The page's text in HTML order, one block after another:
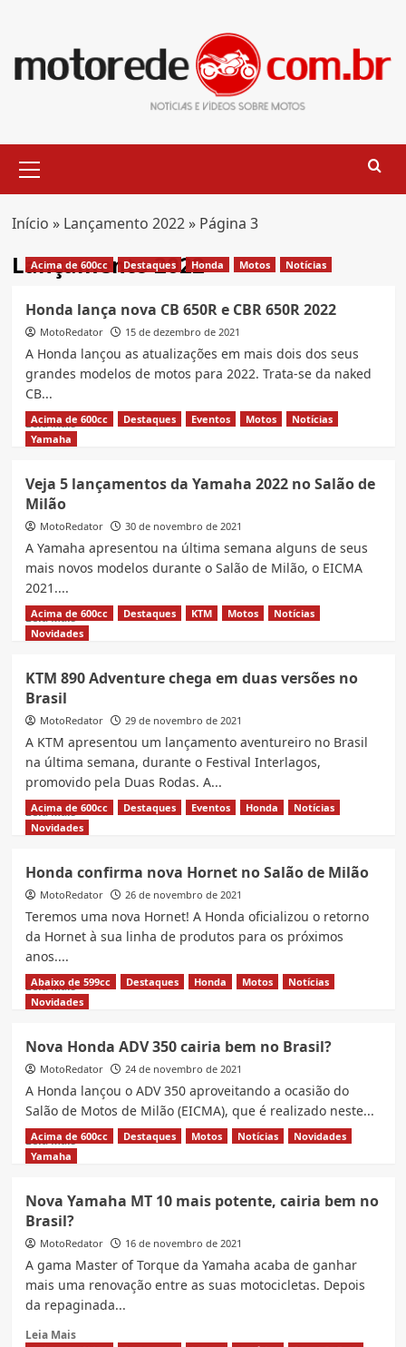
content
Menu
Início » Lançamento 2022» Página 3
Lançamento 2022
Acima de 600cc Destaques Honda Motos Notícias
Honda lança nova CB 650R e CBR 650R 2022
MotoRedator 15 de dezembro de 2021
A Honda lançou as atualizações em mais dois dos seus
grandes modelos de motos para 2022. Trata-se da naked
CB...
Leia MaisRead
lança
CB
CBR
2022
Acima de 600cc Destaques Eventos Motos
Notícias
Yamaha
Veja 5 lançamentos da Yamaha 2022 no Salão de
Milão
MotoRedator 30 de novembro de 2021
A Yamaha apresentou na última semana alguns de seus
mais novos modelos durante o Salão de Milão, o EICMA
2021....
Leia MaisRead
more
5
da
2022
no
Salão
de
Milão
Acima de 600cc Destaques KTM Motos
Notícias
Novidades
KTM 890 Adventure chega em duas versões no
Brasil
MotoRedator 29 de novembro de 2021
A KTM apresentou um lançamento aventureiro no Brasil
na última semana, durante o Festival Interlagos,
promovido pela Duas Rodas. A...
Leia MaisRead
more
890
Adventure
chega
em
no
Brasil
Acima de 600cc Destaques Eventos Honda
Notícias
Novidades
Honda confirma nova Hornet no Salão de Milão
MotoRedator 26 de novembro de 2021
Teremos uma nova Hornet! A Honda oficializou o retorno
da Hornet à sua linha de produtos para os próximos
anos....
Leia MaisRead
more
confirma
nova
Hornet
no
de
Abaixo de 599cc Destaques Honda Motos
Notícias
Novidades
Nova Honda ADV 350 cairia bem no Brasil?
MotoRedator 24 de novembro de 2021
A Honda lançou o ADV 350 aproveitando a ocasião do
Salão de Motos de Milão (EICMA), que é realizado neste...
Leia MaisRead
Honda
350
cairia
no
Brasil?
Acima de 600cc Destaques Motos Notícias
Novidades
Yamaha
Nova Yamaha MT 10 mais potente, cairia bem no
Brasil?
MotoRedator 16 de novembro de 2021
A gama Master of Torque da Yamaha acaba de ganhar
mais uma renovação entre as suas motocicletas. Depois
da repaginada...
Leia MaisRead